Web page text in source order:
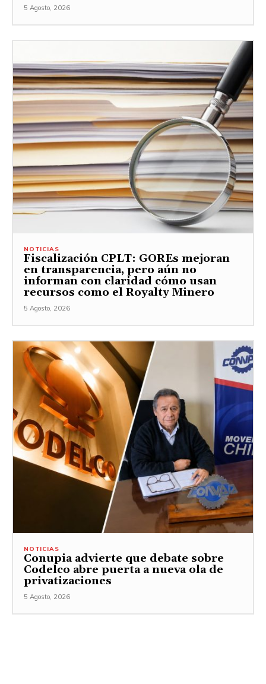
5 Agosto, 2026
NOTICIAS
Fiscalización CPLT: GOREs mejoran
en transparencia, pero aún no
informan con claridad cómo usan
recursos como el Royalty Minero
5 Agosto, 2026
NOTICIAS
Conupia advierte que debate sobre
Codelco abre puerta a nueva ola de
privatizaciones
5 Agosto, 2026